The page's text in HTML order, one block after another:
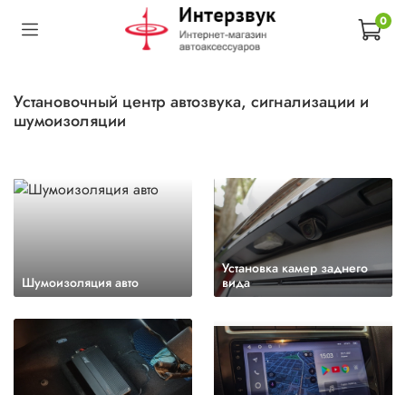
0
Установочный центр автозвука, сигнализации и
шумоизоляции
Шумоизоляция авто
Установка камер заднего
вида